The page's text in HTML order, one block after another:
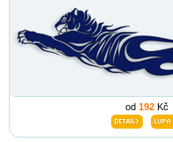
od 192 Kč